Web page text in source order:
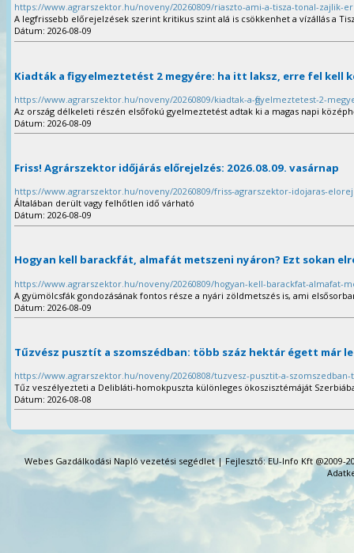
https://www.agrarszektor.hu/noveny/20260809/riaszto-ami-a-tisza-tonal-zajlik-
A legfrissebb előrejelzések szerint kritikus szint alá is csökkenhet a vízállás a
Dátum: 2026-08-09
Kiadták a figyelmeztetést 2 megyére: ha itt laksz, erre fel kell
https://www.agrarszektor.hu/noveny/20260809/kiadtak-a-figyelmeztetest-2-
Az ország délkeleti részén elsőfokú figyelmeztetést adtak ki a magas napi
Dátum: 2026-08-09
Friss! Agrárszektor időjárás előrejelzés: 2026.08.09. vasárnap
https://www.agrarszektor.hu/noveny/20260809/friss-agrarszektor-idojaras-
Általában derült vagy felhőtlen idő várható
Dátum: 2026-08-09
Hogyan kell barackfát, almafát metszeni nyáron? Ezt sokan
https://www.agrarszektor.hu/noveny/20260809/hogyan-kell-barackfat-almafat-
A gyümölcsfák gondozásának fontos része a nyári zöldmetszés is, ami
Dátum: 2026-08-09
Tűzvész pusztít a szomszédban: több száz hektár égett már le
https://www.agrarszektor.hu/noveny/20260808/tuzvesz-pusztit-a-
Tűz veszélyezteti a Delibláti-homokpuszta különleges ökoszisztémáját
Dátum: 2026-08-08
Webes Gazdálkodási Napló vezetési segédlet | Fejlesztő: EU-Info Kft